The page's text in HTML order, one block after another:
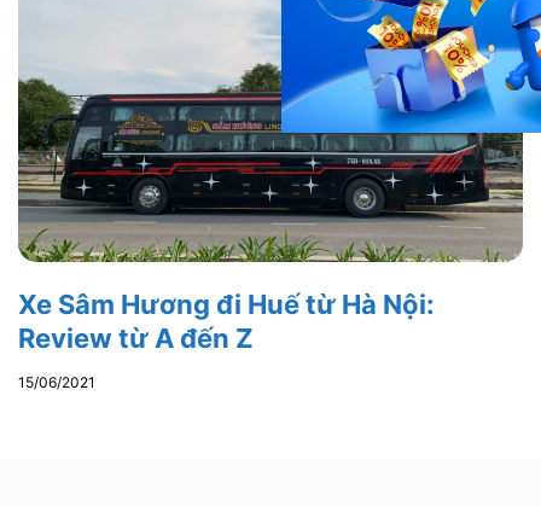
Xe Sâm Hương đi Huế từ Hà Nội:
Review từ A đến Z
15/06/2021